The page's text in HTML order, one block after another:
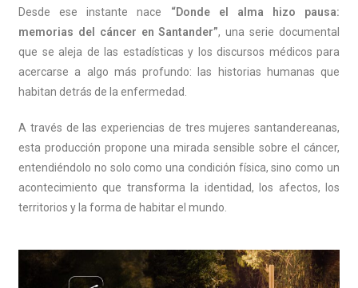
Desde ese instante nace “Donde el alma hizo pausa:
memorias del cáncer en Santander”, una serie documental
que se aleja de las estadísticas y los discursos médicos para
acercarse a algo más profundo: las historias humanas que
habitan detrás de la enfermedad.
A través de las experiencias de tres mujeres santandereanas,
esta producción propone una mirada sensible sobre el cáncer,
entendiéndolo no solo como una condición física, sino como un
acontecimiento que transforma la identidad, los afectos, los
territorios y la forma de habitar el mundo.